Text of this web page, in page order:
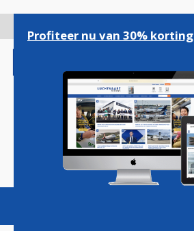
gaan
Magazine Podcasts
Profiteer nu van 30% korting